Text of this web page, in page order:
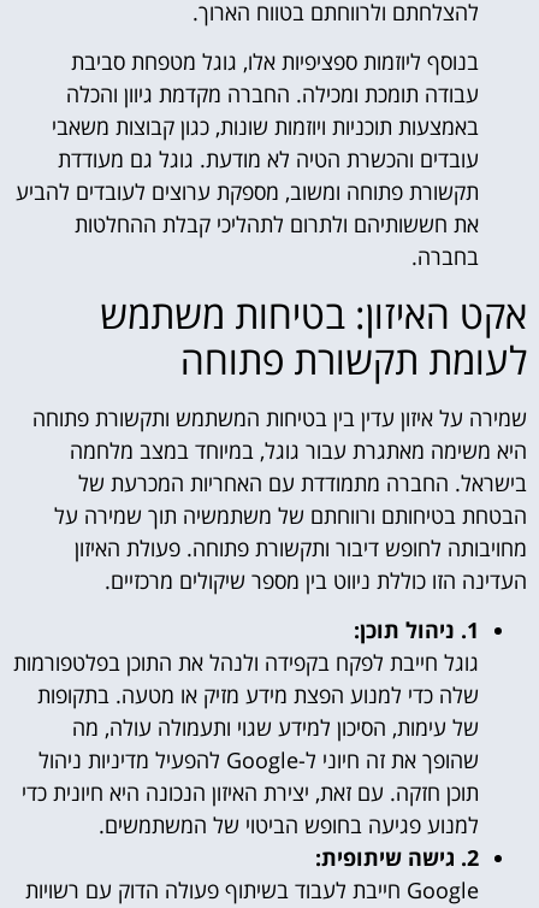
להצלחתם ולרווחתם בטווח הארוך.
בנוסף ליוזמות ספציפיות אלו, גוגל מטפחת סביבת
עבודה תומכת ומכילה. החברה מקדמת גיוון והכלה
באמצעות תוכניות ויוזמות שונות, כגון קבוצות משאבי
עובדים והכשרת הטיה לא מודעת. גוגל גם מעודדת
תקשורת פתוחה ומשוב, מספקת ערוצים לעובדים להביע
את חששותיהם ולתרום לתהליכי קבלת ההחלטות
בחברה.
אקט האיזון: בטיחות משתמש
לעומת תקשורת פתוחה
שמירה על איזון עדין בין בטיחות המשתמש ותקשורת פתוחה
היא משימה מאתגרת עבור גוגל, במיוחד במצב מלחמה
בישראל. החברה מתמודדת עם האחריות המכרעת של
הבטחת בטיחותם ורווחתם של משתמשיה תוך שמירה על
מחויבותה לחופש דיבור ותקשורת פתוחה. פעולת האיזון
העדינה הזו כוללת ניווט בין מספר שיקולים מרכזיים.
1. ניהול תוכן:
גוגל חייבת לפקח בקפידה ולנהל את התוכן בפלטפורמות
שלה כדי למנוע הפצת מידע מזיק או מטעה. בתקופות
של עימות, הסיכון למידע שגוי ותעמולה עולה, מה
שהופך את זה חיוני ל-Google להפעיל מדיניות ניהול
תוכן חזקה. עם זאת, יצירת האיזון הנכונה היא חיונית כדי
למנוע פגיעה בחופש הביטוי של המשתמשים.
2. גישה שיתופית:
Google חייבת לעבוד בשיתוף פעולה הדוק עם רשויות